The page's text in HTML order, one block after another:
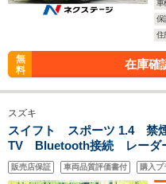
車
保
住
無
料
在庫確
スズキ
スイフト スポーツ 1.4
TV Bluetooth接続 レーダ
ヒーター LEDヘッドライ
システム 純正17インチアル
販売店保証 車両品質評価書付 購入プ